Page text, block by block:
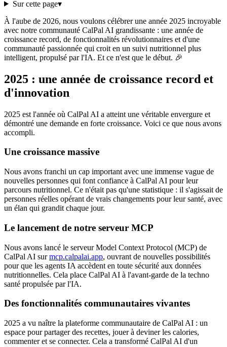
Sur cette page▾
À l'aube de 2026, nous voulons célébrer une année 2025 incroyable
avec notre communauté CalPal AI grandissante : une année de
croissance record, de fonctionnalités révolutionnaires et d'une
communauté passionnée qui croit en un suivi nutritionnel plus
intelligent, propulsé par l'IA. Et ce n'est que le début. 🎉
2025 : une année de croissance record et
d'innovation
2025 est l'année où CalPal AI a atteint une véritable envergure et
démontré une demande en forte croissance. Voici ce que nous avons
accompli.
Une croissance massive
Nous avons franchi un cap important avec une immense vague de
nouvelles personnes qui font confiance à CalPal AI pour leur
parcours nutritionnel. Ce n'était pas qu'une statistique : il s'agissait de
personnes réelles opérant de vrais changements pour leur santé, avec
un élan qui grandit chaque jour.
Le lancement de notre serveur MCP
Nous avons lancé le serveur Model Context Protocol (MCP) de
CalPal AI surmcp.calpalai.app, ouvrant de nouvelles possibilités
pour que les agents IA accèdent en toute sécurité aux données
nutritionnelles. Cela place CalPal AI à l'avant-garde de la techno
santé propulsée par l'IA.
Des fonctionnalités communautaires vivantes
2025 a vu naître la plateforme communautaire de CalPal AI : un
espace pour partager des recettes, jouer à deviner les calories,
commenter et se connecter. Cela a transformé CalPal AI d'un